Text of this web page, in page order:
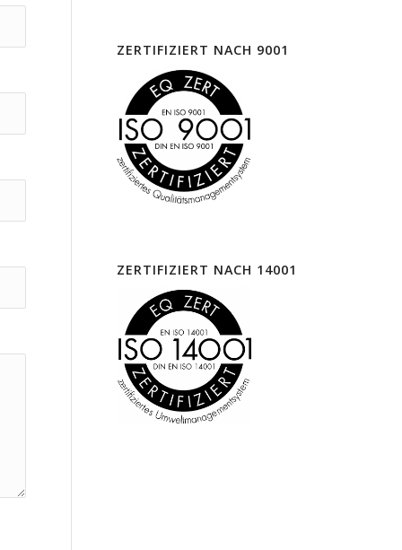
ZERTIFIZIERT NACH 9001
ZERTIFIZIERT NACH 14001